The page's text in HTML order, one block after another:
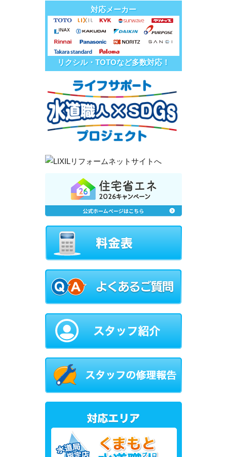
対応メーカー
リクシル・TOTOなど多数対応！